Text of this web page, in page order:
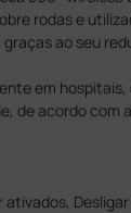
rodas e
ao seu
em
de acordo com
ativados,